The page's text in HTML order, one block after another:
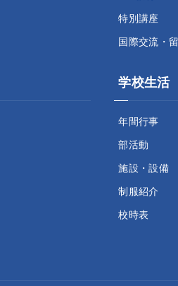
特別講座
国際交流・
学校生活
年間行事
部活動
施設・設備
制服紹介
校時表